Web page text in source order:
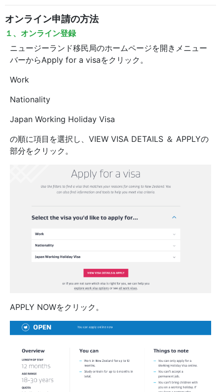
オンライン申請の方法
１、オンライン登録
ニュージーランド移民局のホームページを開きメニュー
バーからApply for a visaをクリック。
Work
Nationality
Japan Working Holiday Visa
の順に項目を選択し、VIEW VISA DETAILS ＆ APPLYの
部分をクリック。
APPLY NOWをクリック。